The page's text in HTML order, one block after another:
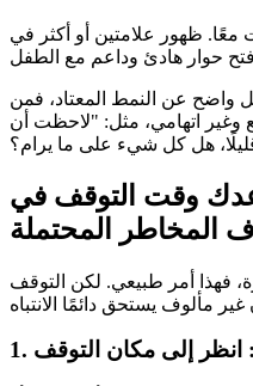
معًا. ظهور علامتين أو أكثر في
واضح عن النمط المعتاد، فمن
وغير اتهامي، مثل: "لاحظت أن
وقت التوقف في
المخاطر المحتملة
فهذا أمر طبيعي. لكن التوقف
1. انظر إلى مكان التوقف